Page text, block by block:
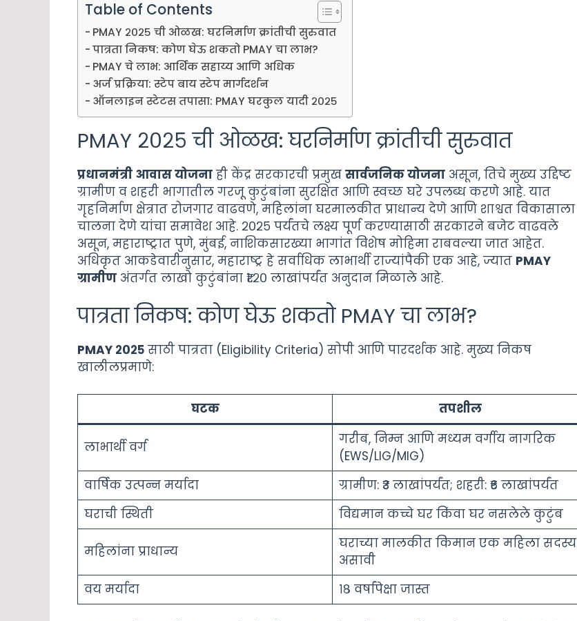
Table of Contents
PMAY २०२५ ची ओळख: घरनिर्माण क्रांतीची सुरुवात
पात्रता निकष: कोण घेऊ शकतो PMAY चा लाभ?
PMAY चे लाभ: आर्थिक सहाय्य आणि अधिक
अर्ज प्रक्रिया: स्टेप बाय स्टेप मार्गदर्शन
ऑनलाइन स्टेटस तपासा: PMAY घरकुल यादी २०२५
PMAY २०२५ ची ओळख: घरनिर्माण क्रांतीची सुरुवात
प्रधानमंत्री आवास योजना ही केंद्र सरकारची प्रमुख सार्वजनिक योजना असून, तिचे मुख्य उद्दिष्ट
ग्रामीण व शहरी भागातील गरजू कुटुंबांना सुरक्षित आणि स्वच्छ घरे उपलब्ध करणे आहे. यात
गृहनिर्माण क्षेत्रात रोजगार वाढवणे, महिलांना घरमालकीत प्राधान्य देणे आणि शाश्वत विकासाला
चालना देणे यांचा समावेश आहे. २०२५ पर्यंतचे लक्ष्य पूर्ण करण्यासाठी सरकारने बजेट वाढवले
असून, महाराष्ट्रात पुणे, मुंबई, नाशिकसारख्या भागांत विशेष मोहिमा राबवल्या जात आहेत.
अधिकृत आकडेवारीनुसार, महाराष्ट्र हे सर्वाधिक लाभार्थी राज्यांपैकी एक आहे, ज्यात PMAY
ग्रामीण अंतर्गत लाखो कुटुंबांना ₹१.२० लाखांपर्यंत अनुदान मिळाले आहे.
पात्रता निकष: कोण घेऊ शकतो PMAY चा लाभ?
PMAY २०२५ साठी पात्रता (Eligibility Criteria) सोपी आणि पारदर्शक आहे. मुख्य निकष
खालीलप्रमाणे:
घटक तपशील
लाभार्थी वर्ग
गरीब, निम्न आणि मध्यम वर्गीय नागरिक
(EWS/LIG/MIG)
वार्षिक उत्पन्न मर्यादा
ग्रामीण: ₹३ लाखांपर्यंत; शहरी: ₹६ लाखांपर्यंत
घराची स्थिती
विद्यमान कच्चे घर किंवा घर नसलेले कुटुंब
महिलांना प्राधान्य
घराच्या मालकीत किमान एक महिला सदस्य
असावी
वय मर्यादा
१८ वर्षांपेक्षा जास्त